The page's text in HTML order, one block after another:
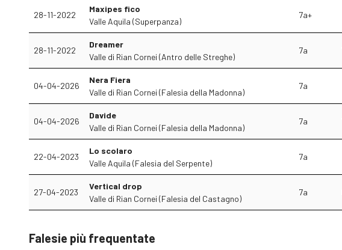
28-11-2022
Maxipes fico
Valle Aquila (Superpanza)
7a+
28-11-2022
Dreamer
Valle di Rian Cornei (Antro delle Streghe)
7a
04-04-2026
Nera Fiera
Valle di Rian Cornei (Falesia della Madonna)
7a
04-04-2026
Davide
Valle di Rian Cornei (Falesia della Madonna)
7a
22-04-2023
Lo scolaro
Valle Aquila (Falesia del Serpente)
7a
27-04-2023
Vertical drop
Valle di Rian Cornei (Falesia del Castagno)
7a
Falesie più frequentate